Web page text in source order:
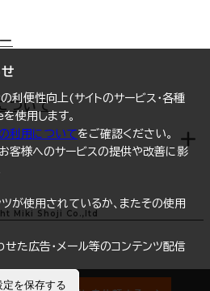
まとめて資料請求
利便性向上(サイトのサービス・各種
使用します。
利用についてをご確認ください。
客様へのサービスの提供や改善に影
が使用されているか、またその使用
た広告・メール等のコンテンツ配信
定を保存する
ついて
Miki Shoji Co.,ltd